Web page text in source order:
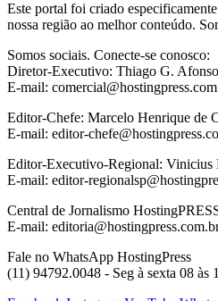
Este portal foi criado
nossa região ao melhor conteúdo.
Somos sociais. Conecte-se conosco:
Diretor-Executivo: Thiago G. Afonso
E-mail:
Editor-Chefe: Marcelo Henrique de
E-mail: editor-
Editor-Executivo-Regional: Vinicius
E-mail: editor-
Central de Jornalismo
E-mail:
Fale no WhatsApp HostingPress
(11) 94792.0048 - Seg à sexta 08 às